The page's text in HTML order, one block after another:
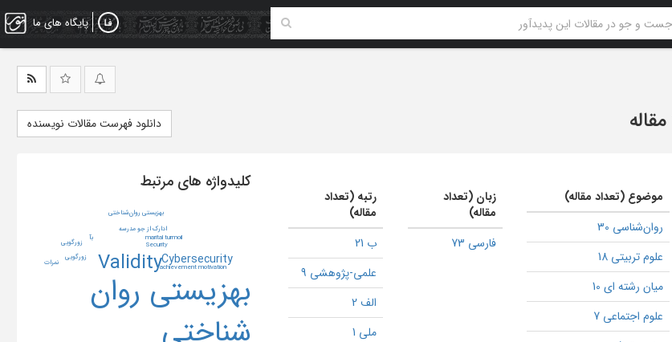
پایگاه های ما
دانلود فهرست مقالات نویسنده
موضوع (تعداد مقاله)
روان‌شناسی 30
علوم تربیتی 18
میان رشته ای 10
علوم اجتماعی 7
زبان (تعداد
مقاله)
فارسی 73
رتبه (تعداد
مقاله)
ب 21
علمی-پژوهشی 9
الف 2
ملی 1
کلیدواژه های مرتبط
بهزیستی روان
شناختی
ValidityCybersecurity
achievement motivation
marital turmoil
Security
ادارک از جو مدرسه
زورگویی
بآ
بهزیستی روان‌شناختی
زورگویی
نمرات